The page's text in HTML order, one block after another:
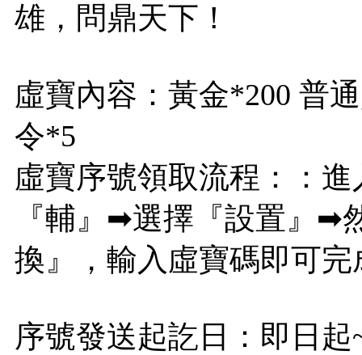
雄，問鼎天下！
虛寶內容：黃金*200 普
令*5
虛寶序號領取流程：：
『輔』➡選擇『設置』➡
換』，輸入虛寶碼即可
序號發送起訖日：即日起